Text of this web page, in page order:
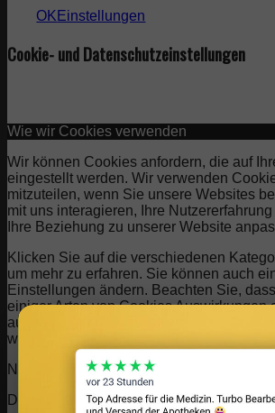
OK Einstellungen
Cookie- und Datenschutzeinstellungen
Wie wir Cookies verwenden
Wir können Cookies anfordern, die auf
eingestellt werden. Wir verwenden
mitzuteilen, wenn Sie unsere Websites
mit uns interagieren, Ihre
Ihre Beziehung zu unserer Website
Klicken Sie auf die verschiedenen
um mehr zu erfahren. Sie können auch
Einstellungen ändern. Beachten Sie,
einiger Arten von Cookies Auswirkungen
auf unseren Websites und auf die
wir anbieten können.
Notwendige Website Cookies
Diese Cookies sind unbedingt